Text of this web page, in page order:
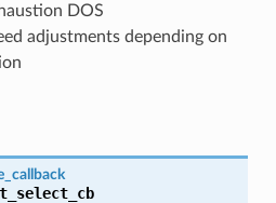
DOS
adjustments depending on